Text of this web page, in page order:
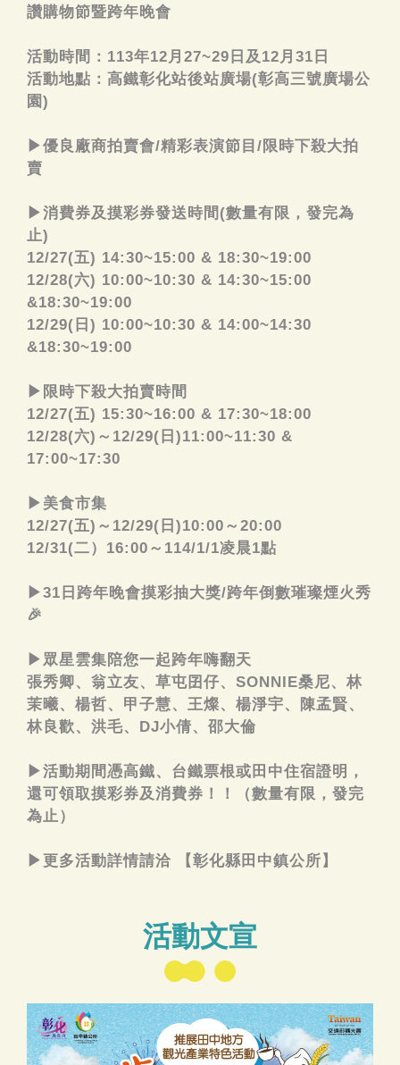
讚購物節暨跨年晚會
活動時間：113年12月27~29日及12月31日
活動地點：高鐵彰化站後站廣場(彰高三號廣場公
園)
▶優良廠商拍賣會/精彩表演節目/限時下殺大拍
賣
▶消費券及摸彩券發送時間(數量有限，發完為
止)
12/27(五) 14:30~15:00 & 18:30~19:00
12/28(六) 10:00~10:30 & 14:30~15:00
&18:30~19:00
12/29(日) 10:00~10:30 & 14:00~14:30
&18:30~19:00
▶限時下殺大拍賣時間
12/27(五) 15:30~16:00 & 17:30~18:00
12/28(六)～12/29(日)11:00~11:30 &
17:00~17:30
▶美食市集
12/27(五)～12/29(日)10:00～20:00
12/31(二）16:00～114/1/1凌晨1點
▶31日跨年晚會摸彩抽大獎/跨年倒數璀璨煙火秀
🎉
▶眾星雲集陪您一起跨年嗨翻天
張秀卿、翁立友、草屯囝仔、SONNIE桑尼、林
茉曦、楊哲、甲子慧、王燦、楊淨宇、陳孟賢、
林良歡、洪毛、DJ小倩、邵大倫
▶活動期間憑高鐵、台鐵票根或田中住宿證明，
還可領取摸彩券及消費券！！（數量有限，發完
為止）
▶更多活動詳情請洽 【彰化縣田中鎮公所】
活動文宣